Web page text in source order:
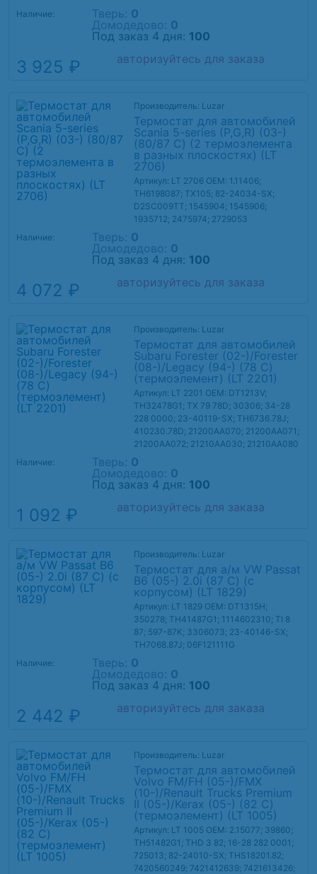
Наличие:
Тверь: 0
Домодедово: 0
Под заказ 4 дня: 100
3 925 ₽ авторизуйтесь для заказа
Производитель: Luzar
Термостат для автомобилей
Scania 5-series (P,G,R) (03-)
(80/87 С) (2 термоэлемента
в разных плоскостях) (LT
2706)
Артикул: LT 2706 OEM: 1.11406;
TH6198087; TX105; 82-24034-SX;
D2SC009TT; 1545904; 1545906;
1935712; 2475974; 2729053
Наличие:
Тверь: 0
Домодедово: 0
Под заказ 4 дня: 100
4 072 ₽ авторизуйтесь для заказа
Производитель: Luzar
Термостат для автомобилей
Subaru Forester (02-)/Forester
(08-)/Legacy (94-) (78 С)
(термоэлемент) (LT 2201)
Артикул: LT 2201 OEM: DT1213V;
TH32478G1; TX 79 78D; 30306; 34-28
228 0000; 23-40119-SX; TH6736.78J;
410230.78D; 21200AA070; 21200AA071;
21200AA072; 21210AA030; 21210AA080
Наличие:
Тверь: 0
Домодедово: 0
Под заказ 4 дня: 100
1 092 ₽ авторизуйтесь для заказа
Производитель: Luzar
Термостат для а/м VW Passat
B6 (05-) 2.0i (87 С) (с
корпусом) (LT 1829)
Артикул: LT 1829 OEM: DT1315H;
350278; TH41487G1; 1114602310; TI 8
87; 597-87K; 3306073; 23-40146-SX;
TH7068.87J; 06F121111G
Наличие:
Тверь: 0
Домодедово: 0
Под заказ 4 дня: 100
2 442 ₽ авторизуйтесь для заказа
Производитель: Luzar
Термостат для автомобилей
Volvo FM/FH (05-)/FMX
(10-)/Renault Trucks Premium
II (05-)/Kerax (05-) (82 С)
(термоэлемент) (LT 1005)
Артикул: LT 1005 OEM: 2.15077; 39860;
TH51482G1; THD 3 82; 16-28 282 0001;
725013; 82-24010-SX; THS18201.82;
7420560249; 7421412639; 7421613426;